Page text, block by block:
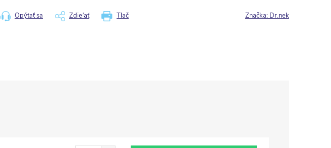
Tlač
Opýtať sa Zdieľať Značka: Dr.nek